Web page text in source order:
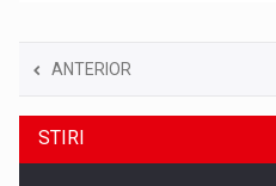
ANTERIOR
STIRI